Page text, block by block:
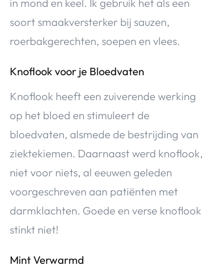
in mond en keel. Ik gebruik het als een
soort smaakversterker bij sauzen,
roerbakgerechten, soepen en vlees.
Knoflook voor je Bloedvaten
Knoflook heeft een zuiverende werking
op het bloed en stimuleert de
bloedvaten, alsmede de bestrijding van
ziektekiemen. Daarnaast werd knoflook,
niet voor niets, al eeuwen geleden
voorgeschreven aan patiënten met
darmklachten. Goede en verse knoflook
stinkt niet!
Mint Verwarmd